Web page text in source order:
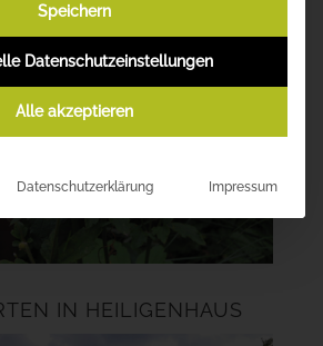
IN HEILIGENHAUS
Speichern
Datenschutzeinstellungen
Alle akzeptieren
Datenschutzerklärung Impressum